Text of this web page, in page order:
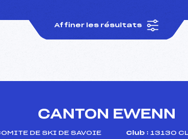
Affiner les résultats
CANTON EWENN
DE SKI DE SAVOIE Club : 13130